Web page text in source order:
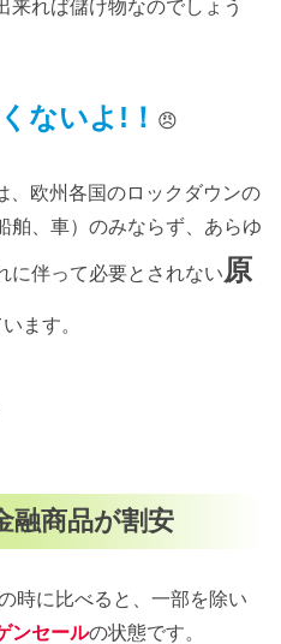
来れば儲け物なのでしょう
ないよ!！ 😠
、欧州各国のロックダウンの
舶、車）のみならず、あらゆ
に伴って必要とされない原
ます。
融商品が割安
時に比べると、一部を除い
ンセールの状態です。